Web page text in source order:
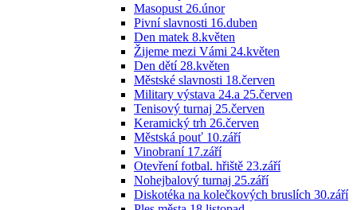
Masopust 26.únor
Pivní slavnosti 16.duben
Den matek 8.květen
Žijeme mezi Vámi 24.květen
Den dětí 28.květen
Městské slavnosti 18.červen
Military výstava 24.a 25.červen
Tenisový turnaj 25.červen
Keramický trh 26.červen
Městská pouť 10.září
Vinobraní 17.září
Otevření fotbal. hřiště 23.září
Nohejbalový turnaj 25.září
Diskotéka na kolečkových bruslích 30.září